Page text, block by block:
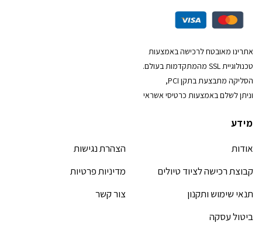
אתרינו מאובטח לרכישה באמצעות
טכנולוגיית SSL מהמתקדמות בעולם.
הסליקה מתבצעת בתקן PCI,
וניתן לשלם באמצעות כרטיסי אשראי
מידע
אודות
קבוצת רכישה לציוד טיולים
תנאי שימוש ותקנון
ביטול עסקה
הצהרת נגישות
מדיניות פרטיות
צור קשר